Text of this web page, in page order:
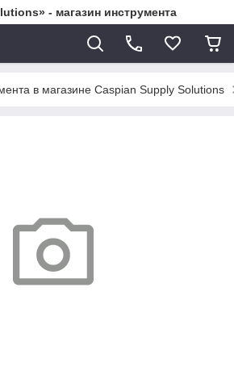
- магазин инструмента
в магазине Caspian Supply Solutions